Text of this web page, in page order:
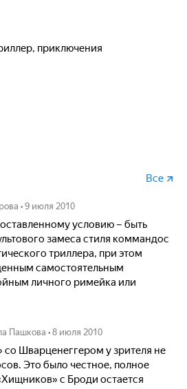
приключения
Все
• 9 июля 2010
условию – быть
замеса стиля коммандос
триллера, при этом
самостоятельным
личного римейка или
Пашкова • 8 июля 2010
Шварценеггером у зрителя не
Это было честное, полное
с Броди остается